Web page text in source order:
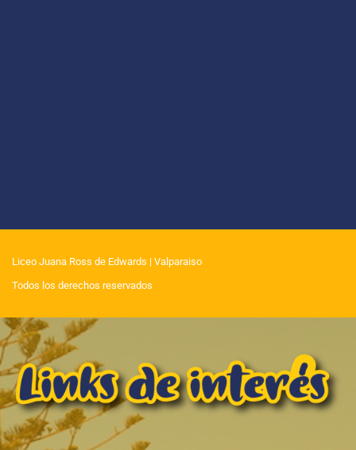
Liceo Juana Ross de Edwards | Valparaiso
Todos los derechos reservados